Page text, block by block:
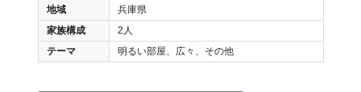
地域
兵庫県
家族構成
2人
テーマ
明るい部屋、広々、その他